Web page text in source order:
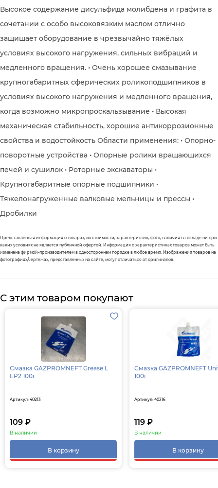
Высокое содержание дисульфида молибдена и графита в
сочетании с особо высоковязким маслом отлично
защищает оборудование в чрезвычайно тяжёлых
условиях высокого нагружения, сильных вибраций и
медленного вращения. • Очень хорошее смазывание
крупногабаритных сферических роликоподшипников в
условиях высокого нагружения и медленного вращения,
когда возможно микропроскальзывание • Высокая
механическая стабильность, хорошие антикоррозионные
свойства и водостойкость Области применения: • Опорно-
поворотные устройства • Опорные ролики вращающихся
печей и сушилок • Роторные экскаваторы •
Крупногабаритные опорные подшипники •
Тяжелонагруженные валковые мельницы и прессы •
Дробилки
Представленная информация о товарах, их стоимости, характеристик, фото, наличия на складе ни при
каких условиях не является публичной офертой. Информация о характеристиках товаров может быть
изменена фирмой-производителем в одностороннем порядке в любое время. Изображения товаров на
фотографиях/чертежах, представленных на сайте, могут отличаться от оригиналов.
С этим товаром покупают
Смазка GAZPROMNEFT Grease L
EP2 100г
Артикул: 40213
109 ₽
В наличии
В корзину
Смазка GAZPROMNEFT
100г
Артикул: 40216
119 ₽
В наличии
В корзину